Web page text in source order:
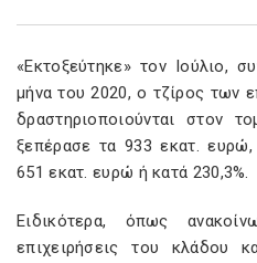
«Εκτοξεύτηκε» τον Ιούλιο,
μήνα του 2020, ο τζίρος των
δραστηριοποιούνται στον
ξεπέρασε τα 933 εκατ.
651 εκατ. ευρώ ή κατά 230,3%.
Ειδικότερα, όπως
επιχειρήσεις του κλάδου